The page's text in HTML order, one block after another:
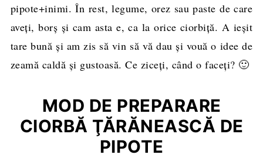
pipote+inimi. În rest, legume, orez sau paste de care
aveţi, borş şi cam asta e, ca la orice ciorbiţă. A ieşit
tare bună şi am zis să vin să vă dau şi vouă o idee de
zeamă caldă şi gustoasă. Ce ziceţi, când o faceţi? 🙂
MOD DE PREPARARE
CIORBĂ ŢĂRĂNEASCĂ DE
PIPOTE